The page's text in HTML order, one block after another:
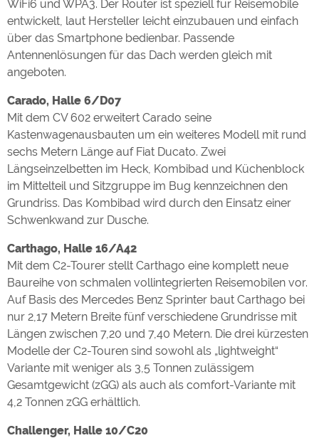
WiFi6 und WPA3. Der Router ist speziell für Reisemobile
entwickelt, laut Hersteller leicht einzubauen und einfach
über das Smartphone bedienbar. Passende
Antennenlösungen für das Dach werden gleich mit
angeboten.
Carado, Halle 6/D07
Mit dem CV 602 erweitert Carado seine
Kastenwagenausbauten um ein weiteres Modell mit rund
sechs Metern Länge auf Fiat Ducato. Zwei
Längseinzelbetten im Heck, Kombibad und Küchenblock
im Mittelteil und Sitzgruppe im Bug kennzeichnen den
Grundriss. Das Kombibad wird durch den Einsatz einer
Schwenkwand zur Dusche.
Carthago, Halle 16/A42
Mit dem C2-Tourer stellt Carthago eine komplett neue
Baureihe von schmalen vollintegrierten Reisemobilen vor.
Auf Basis des Mercedes Benz Sprinter baut Carthago bei
nur 2,17 Metern Breite fünf verschiedene Grundrisse mit
Längen zwischen 7,20 und 7,40 Metern. Die drei kürzesten
Modelle der C2-Touren sind sowohl als „lightweight“
Variante mit weniger als 3,5 Tonnen zulässigem
Gesamtgewicht (zGG) als auch als comfort-Variante mit
4,2 Tonnen zGG erhältlich.
Challenger, Halle 10/C20